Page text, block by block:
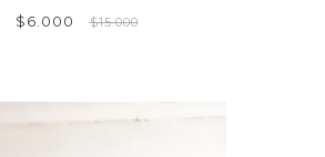
$6.000 $15.000